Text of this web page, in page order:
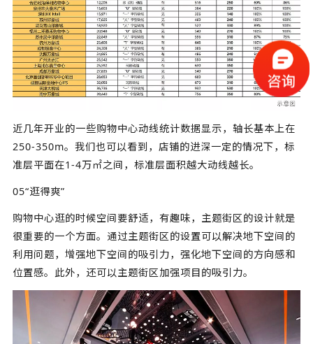
近几年开业的一些购物中心动线统计数据显示，轴长基本上在
250-350m。我们也可以看到，店铺的进深一定的情况下，标
准层平面在1-4万㎡之间，标准层面积越大动线越长。
05“逛得爽”
购物中心逛的时候空间要舒适，有趣味，主题街区的设计就是
很重要的一个方面。通过主题街区的设置可以解决地下空间的
利用问题，增强地下空间的吸引力，强化地下空间的方向感和
位置感。此外，还可以主题街区加强项目的吸引力。